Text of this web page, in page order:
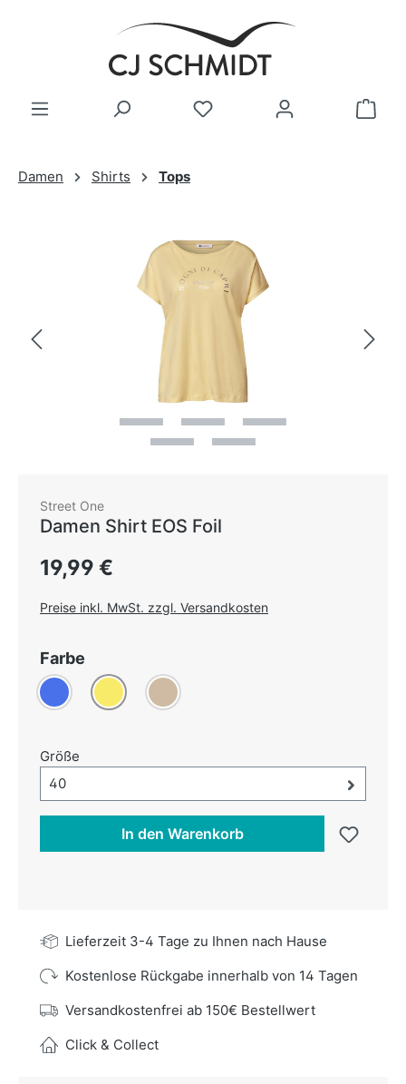
Zum Hauptinhalt springen
Damen Shirts Tops
Street One
Damen Shirt EOS Foil
Regulärer Preis:
19,99 €
Preise inkl. MwSt. zzgl. Versandkosten
Farbe
Blau
(Diese Option ist zurzeit nicht verfügbar.)
Gelb Taupe
Größe
Größe-Auswahl öffnen, aktuell ausgewählt:
40
In den Warenkorb
Lieferzeit 3-4 Tage zu Ihnen nach Hause
Kostenlose Rückgabe innerhalb von 14 Tagen
Versandkostenfrei ab 150€ Bestellwert
Click & Collect